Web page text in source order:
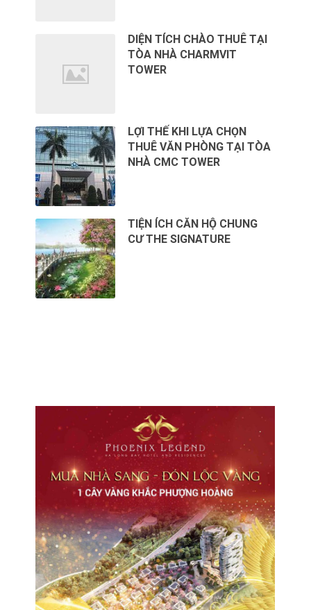
DIỆN TÍCH CHÀO THUÊ TẠI
TÒA NHÀ CHARMVIT
TOWER
LỢI THẾ KHI LỰA CHỌN
THUÊ VĂN PHÒNG TẠI TÒA
NHÀ CMC TOWER
TIỆN ÍCH CĂN HỘ CHUNG
CƯ THE SIGNATURE